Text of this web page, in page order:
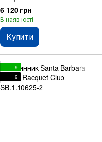
6 120 грн
В наявності
Купити
9
9